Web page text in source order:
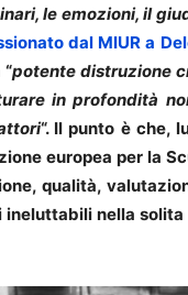
le emozioni, il
dal MIUR a
potente distruzione
in profondità
“. Il punto è che,
europea per la
qualità,
nella